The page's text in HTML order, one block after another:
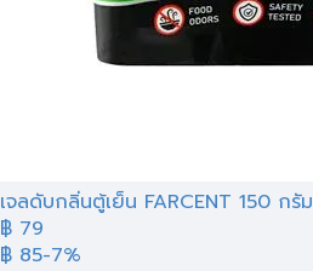
เจลดับกลิ่นตู้เย็น FARCENT 150 กรัม
฿ 79
฿ 85-7%